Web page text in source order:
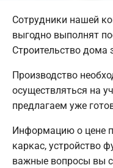
Сотрудники нашей
выгодно выполнят
Строительство дома
Производство
осуществляться на
предлагаем уже
Информацию о цене
каркас, устройство
важные вопросы вы